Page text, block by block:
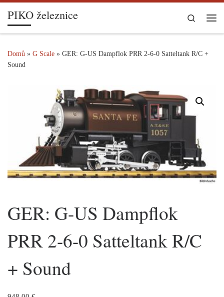
Skip to content
PIKO železnice
Search
Domů » G Scale » GER: G-US Dampflok PRR 2-6-0 Satteltank R/C +
Sound
GER: G-US Dampflok
PRR 2-6-0 Satteltank R/C
+ Sound